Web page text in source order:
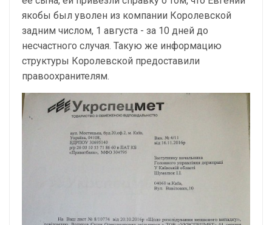
якобы был уволен из компании Королевской
задним числом, 1 августа - за 10 дней до
несчастного случая. Такую же информацию
структуры Королевской предоставили
правоохранителям.